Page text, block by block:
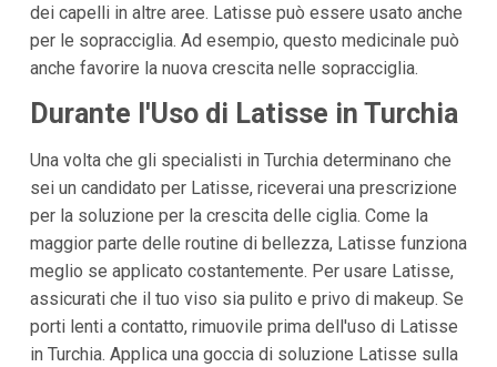
dei capelli in altre aree. Latisse può essere usato anche
per le sopracciglia. Ad esempio, questo medicinale può
anche favorire la nuova crescita nelle sopracciglia.
Durante l'Uso di Latisse in Turchia
Una volta che gli specialisti in Turchia determinano che
sei un candidato per Latisse, riceverai una prescrizione
per la soluzione per la crescita delle ciglia. Come la
maggior parte delle routine di bellezza, Latisse funziona
meglio se applicato costantemente. Per usare Latisse,
assicurati che il tuo viso sia pulito e privo di makeup. Se
porti lenti a contatto, rimuovile prima dell'uso di Latisse
in Turchia. Applica una goccia di soluzione Latisse sulla